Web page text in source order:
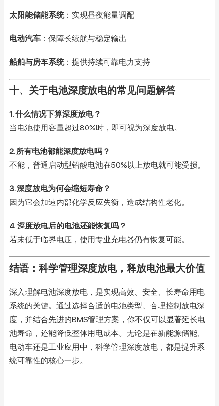
太阳能储能系统：实现昼夜能量调配
电动汽车：保障长续航与稳定输出
船舶与房车系统：提供持续可靠电力支持
十、关于电池深度放电的常见问题解答
1. 什么情况下算深度放电？
当电池使用容量超过80%时，即可视为深度放电。
2. 所有电池都能深度放电吗？
不能，普通启动型铅酸电池在50%以上放电就可能受损。
3. 深度放电为何会缩短寿命？
因为它会加速内部化学反应失衡，造成结构性老化。
4. 深度放电后的电池还能恢复吗？
若未低于临界电压，使用专业充电器仍有恢复可能。
结语：科学管理深度放电，释放电池最大价值
深入理解电池深度放电，是实现高效、安全、长寿命用电
系统的关键。通过选择合适的电池类型、合理控制放电深
度，并结合先进的BMS管理方案，你不仅可以显著延长电
池寿命，还能降低整体用电成本。无论是在新能源储能、
电动车还是工业应用中，科学管理深度放电，都是提升系
统可靠性的核心一步。